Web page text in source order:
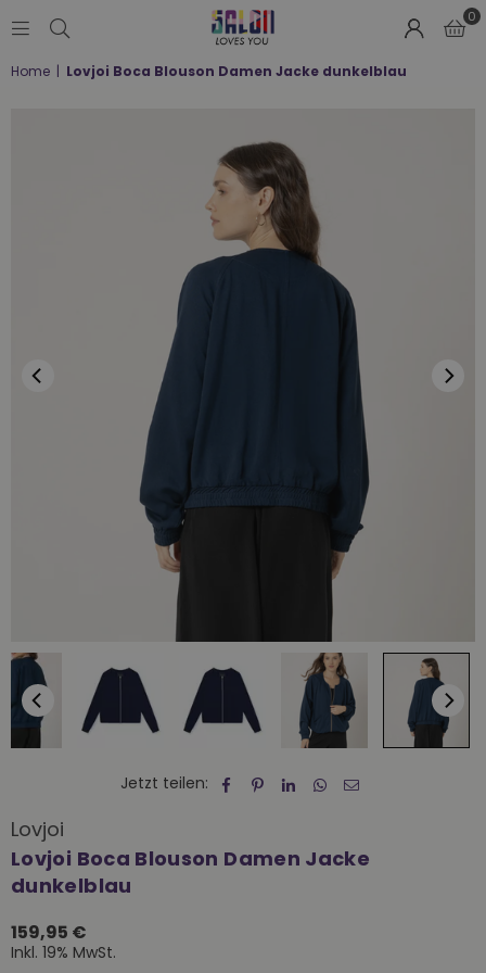
LOVES
0
Home | Lovjoi Boca Blouson Damen Jacke dunkelblau
Jetzt teilen:
Lovjoi
Lovjoi Boca Blouson Damen Jacke
dunkelblau
Normaler
Preis
159,95 €
Inkl. 19% MwSt.